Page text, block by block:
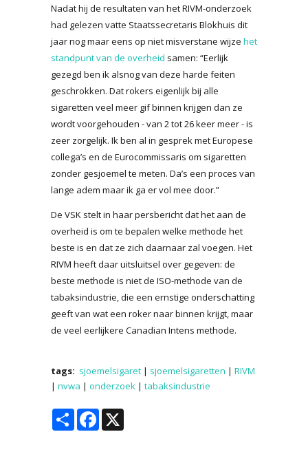
Nadat hij de resultaten van het RIVM-onderzoek
had gelezen vatte Staatssecretaris Blokhuis dit
jaar nog maar eens op niet misverstane wijze het
standpunt van de overheid samen: “Eerlijk
gezegd ben ik alsnog van deze harde feiten
geschrokken. Dat rokers eigenlijk bij alle
sigaretten veel meer gif binnen krijgen dan ze
wordt voorgehouden - van 2 tot 26 keer meer - is
zeer zorgelijk. Ik ben al in gesprek met Europese
collega’s en de Eurocommissaris om sigaretten
zonder gesjoemel te meten. Da’s een proces van
lange adem maar ik ga er vol mee door.”
De VSK stelt in haar persbericht dat het aan de
overheid is om te bepalen welke methode het
beste is en dat ze zich daarnaar zal voegen. Het
RIVM heeft daar uitsluitsel over gegeven: de
beste methode is niet de ISO-methode van de
tabaksindustrie, die een ernstige onderschatting
geeft van wat een roker naar binnen krijgt, maar
de veel eerlijkere Canadian Intens methode.
tags: sjoemelsigaret | sjoemelsigaretten | RIVM
| nvwa | onderzoek | tabaksindustrie
Share Facebook